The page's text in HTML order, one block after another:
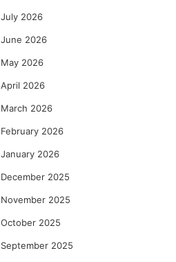
July 2026
June 2026
May 2026
April 2026
March 2026
February 2026
January 2026
December 2025
November 2025
October 2025
September 2025